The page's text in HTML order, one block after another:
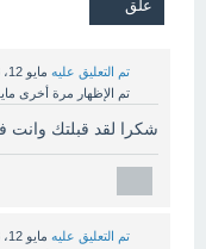
تم التعليق عليه مايو 12، 2018
تم الإظهار مرة أخرى مايو 14،
شكرا لقد قبلتك وانت
تم التعليق عليه مايو 12، 2018